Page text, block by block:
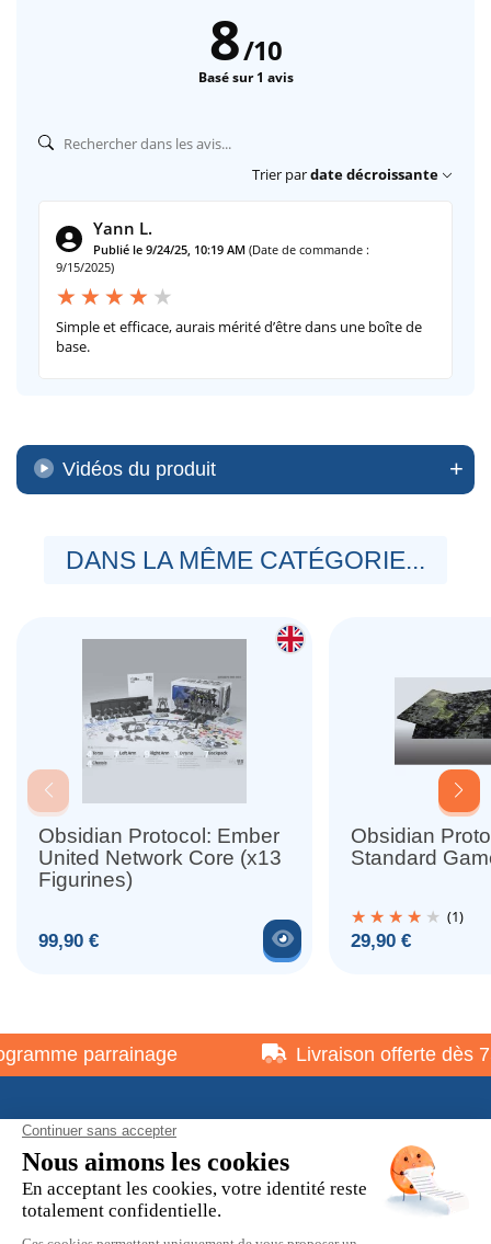
8/10
Basé sur 1 avis
Trier pardate décroissante
Yann L.
Publié le 9/24/25, 10:19 AM (Date de commande :
9/15/2025)
Simple et efficace, aurais mérité d’être dans une boîte de
base.
Vidéos du produit
DANS LA MÊME CATÉGORIE...
Obsidian Protocol: Ember
United Network Core (x13
Figurines)
Prix
99,90 € Voir le produit
Obsidian
Standard
(1)
Prix
29,90 €
parrainage Livraison offerte dès 75
À propos
Informations pratiques